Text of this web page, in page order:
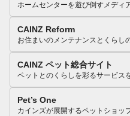
ホームセンターを遊び倒すメディ
CAINZ Reform
お住まいのメンテナンスとくらし
CAINZ ペット総合サイト
ペットとのくらしを彩るサービス
Pet’s One
カインズが展開するペットショッ